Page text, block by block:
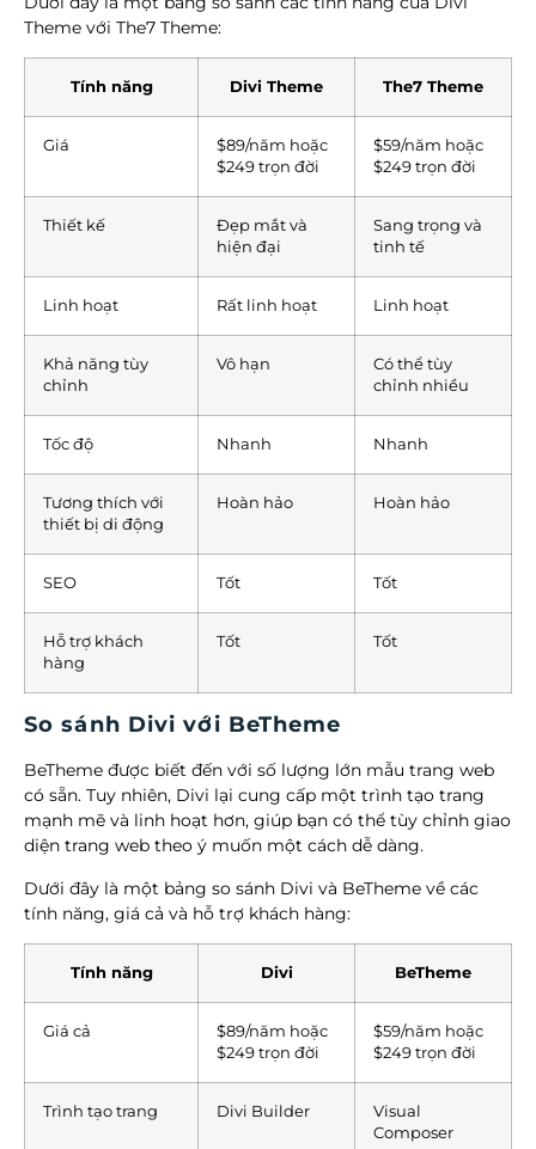
Theme với The7 Theme:
Tính năng Divi Theme The7 Theme
Giá
$89/năm hoặc
$249 trọn đời
$59/năm hoặc
$249 trọn đời
Thiết kế
Đẹp mắt và
hiện đại
Sang trọng và
tinh tế
Linh hoạt Rất linh hoạt Linh hoạt
Khả năng tùy
chỉnh
Vô hạn
Có thể tùy
chỉnh nhiều
Tốc độ Nhanh Nhanh
Tương thích với
thiết bị di động
Hoàn hảo Hoàn hảo
SEO Tốt Tốt
Hỗ trợ khách
hàng
Tốt Tốt
So sánh Divi với BeTheme
BeTheme được biết đến với số lượng lớn mẫu trang web
có sẵn. Tuy nhiên, Divi lại cung cấp một trình tạo trang
mạnh mẽ và linh hoạt hơn, giúp bạn có thể tùy chỉnh giao
diện trang web theo ý muốn một cách dễ dàng.
Dưới đây là một bảng so sánh Divi và BeTheme về các
tính năng, giá cả và hỗ trợ khách hàng:
Tính năng Divi BeTheme
Giá cả
$89/năm hoặc
$249 trọn đời
$59/năm hoặc
$249 trọn đời
Trình tạo trang Divi Builder
Visual
Composer